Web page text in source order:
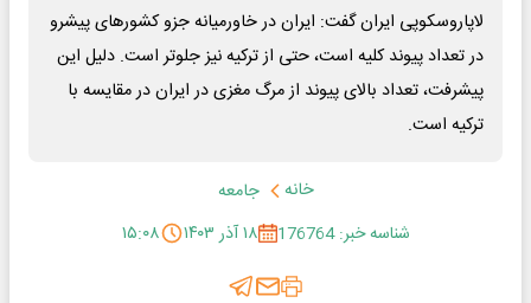
لاپاروسکوپی ایران گفت: ایران در خاورمیانه جزو کشورهای پیشرو
در تعداد پیوند کلیه است، حتی از ترکیه نیز جلوتر است. دلیل این
پیشرفت، تعداد بالای پیوند از مرگ مغزی در ایران در مقایسه با
ترکیه است.
خانه
جامعه
شناسه خبر: 176764
۱۸ آذر ۱۴۰۳ ۱۵:۰۸